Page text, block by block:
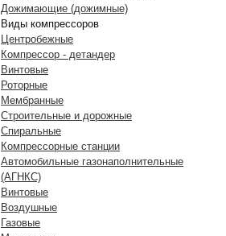
Дожимающие (дожимные)
Виды компрессоров
Центробежные
Компрессор - детандер
Винтовые
Роторные
Мембранные
Строительные и дорожные
Спиральные
Компрессорные станции
Автомобильные газонаполнительные
(АГНКС)
Винтовые
Воздушные
Газовые